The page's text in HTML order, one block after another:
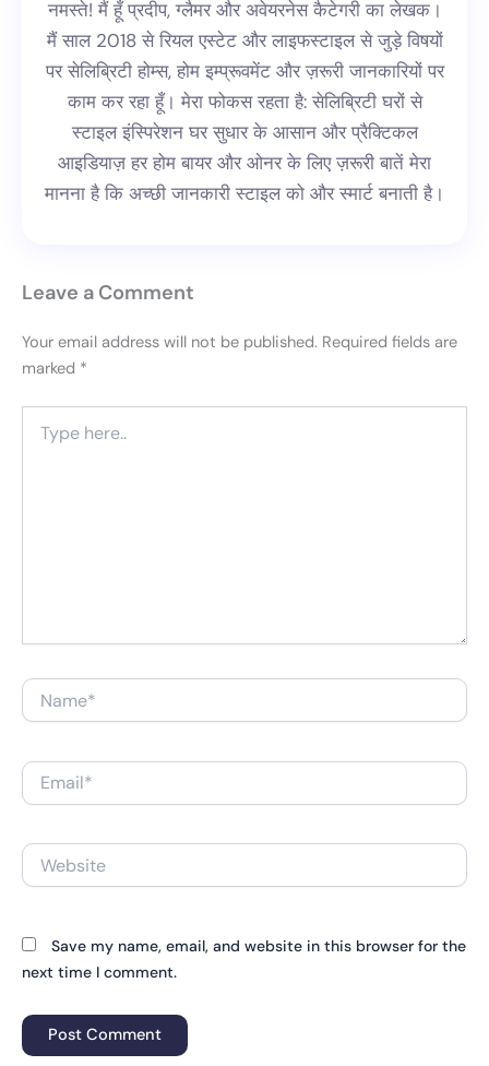
नमस्ते! मैं हूँ प्रदीप, ग्लैमर और अवेयरनेस कैटेगरी का लेखक।
मैं साल 2018 से रियल एस्टेट और लाइफस्टाइल से जुड़े विषयों
पर सेलिब्रिटी होम्स, होम इम्प्रूवमेंट और ज़रूरी जानकारियों पर
काम कर रहा हूँ। मेरा फोकस रहता है: सेलिब्रिटी घरों से
स्टाइल इंस्पिरेशन घर सुधार के आसान और प्रैक्टिकल
आइडियाज़ हर होम बायर और ओनर के लिए ज़रूरी बातें मेरा
मानना है कि अच्छी जानकारी स्टाइल को और स्मार्ट बनाती है।
Leave a Comment
Your email address will not be published. Required fields are
marked *
here..
Name*
Email*
Website
Save my name, email, and website in this browser for the
next time I comment.